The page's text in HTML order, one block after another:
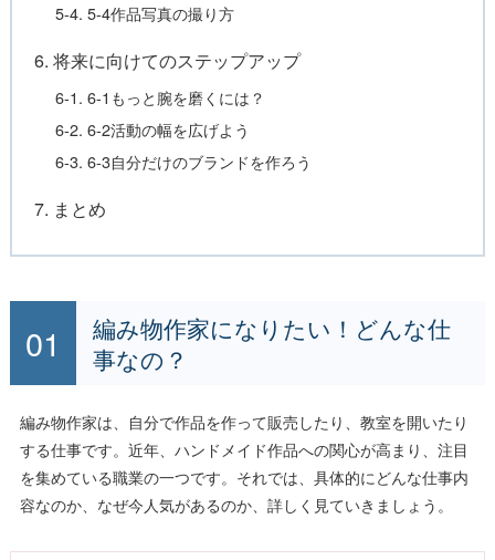
5-4. 5-4作品写真の撮り方
6. 将来に向けてのステップアップ
6-1. 6-1もっと腕を磨くには？
6-2. 6-2活動の幅を広げよう
6-3. 6-3自分だけのブランドを作ろう
7. まとめ
編み物作家になりたい！どんな仕
事なの？
編み物作家は、自分で作品を作って販売したり、教室を開いたり
する仕事です。近年、ハンドメイド作品への関心が高まり、注目
を集めている職業の一つです。それでは、具体的にどんな仕事内
容なのか、なぜ今人気があるのか、詳しく見ていきましょう。